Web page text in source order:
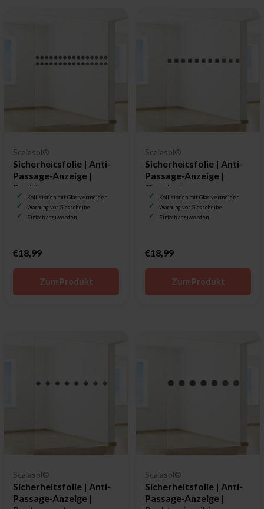
Scalasol®
Sicherheitsfolie | Anti-
Passage-Anzeige |
Punkte
Kollisionen mit Glas vermeiden
Warnung vor Glasscheibe
Einfach anzuwenden
€18,99
Zum Produkt
Scalasol®
Sicherheitsfolie | Anti-
Passage-Anzeige |
Quadrat
Kollisionen mit Glas vermeiden
Warnung vor Glasscheibe
Einfach anzuwenden
€18,99
Zum Produkt
Scalasol®
Sicherheitsfolie | Anti-
Passage-Anzeige |
Scalasol®
Sicherheitsfolie | Anti-
Passage-Anzeige |